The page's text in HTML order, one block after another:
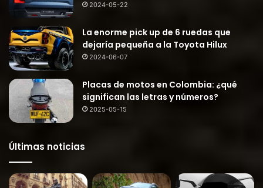
2024-05-22
La enorme pick up de 6 ruedas que
dejaría pequeña a la Toyota Hilux
2024-06-07
Placas de motos en Colombia: ¿qué
significan las letras y números?
2025-05-15
Últimas noticias